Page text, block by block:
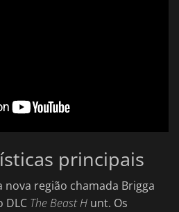
principais
região chamada Brigga
DLC The Beast H unt. Os